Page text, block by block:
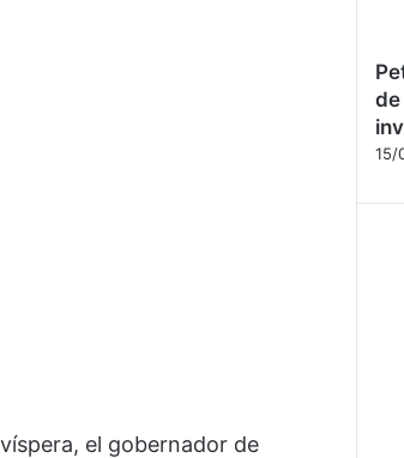
el gobernador de
de
15/